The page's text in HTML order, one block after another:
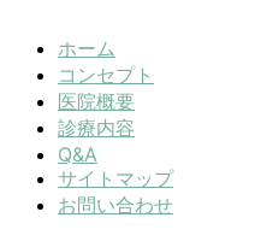
ホーム
コンセプト
医院概要
診療内容
Q&A
サイトマップ
お問い合わせ